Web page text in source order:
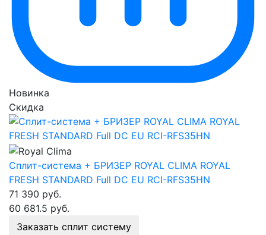
Новинка
Скидка
Сплит-система + БРИЗЕР ROYAL CLIMA ROYAL
FRESH STANDARD Full DC EU RCI-RFS35HN
71 390 руб.
60 681.5 руб.
Заказать сплит систему